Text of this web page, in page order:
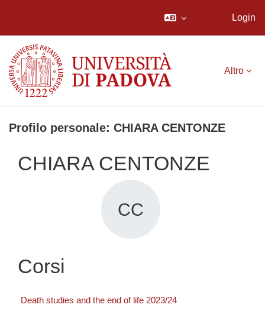
Login
Altro
Profilo personale: CHIARA CENTONZE
CHIARA CENTONZE
CC
Corsi
Death studies and the end of life 2023/24